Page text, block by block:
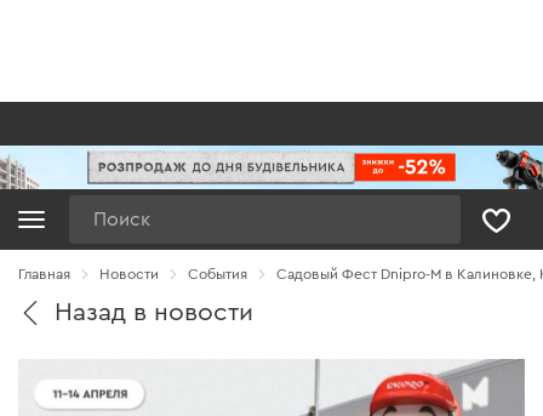
Главная Новости Cобытия Садовый Фест Dnipro-M в Калиновке,
Назад в новости